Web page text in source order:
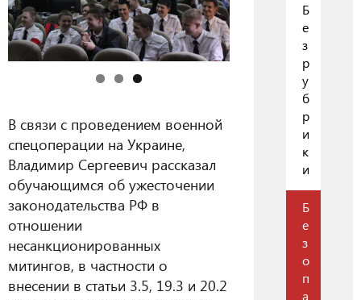
В связи с проведением военной
спецоперации на Украине,
Владимир Сергеевич рассказал
обучающимся об ужесточении
законодательства РФ в
отношении
несанкционированных
митингов, в частности о
внесении в статьи 3.5, 19.3 и 20.2
Б
е
з
р
у
б
р
и
к
и
Б
е
з
о
п
а